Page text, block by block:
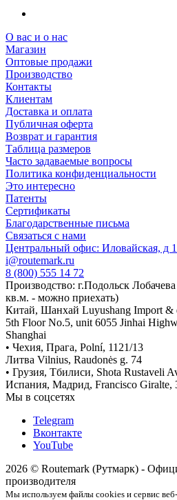
О вас и о нас
Магазин
Оптовые продажи
Производство
Контакты
Клиентам
Доставка и оплата
Публичная оферта
Возврат и гарантия
Таблица размеров
Часто задаваемые вопросы
Политика конфиденциальности
Это интересно
Патенты
Сертификаты
Благодарственные письма
Связаться с нами
Центральный офис: Иловайская, д
i@routemark.ru
8 (800) 555 14 72
Производство: г.Подольск
кв.м. - можно приехать)
Китай, Шанхай Luyushang Import &
5th Floor No.5, unit 6055 Jinhai
Shanghai
• Чехия, Прага, Polní, 1121/13
Литва Vilnius, Raudonės g. 74
• Грузия, Тбилиси, Shota Rustaveli
Испания, Мадрид, Francisco Giralte,
Мы в соцсетях
Telegram
Вконтакте
YouTube
2026 © Routemark (Рутмарк) -
производителя
Мы используем файлы cookies и сервис